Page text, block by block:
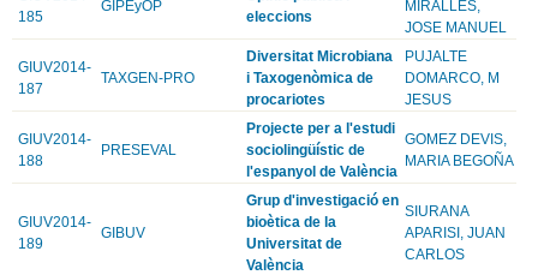
185
GIPEyOP
eleccions
MIRALLES,
JOSE MANUEL
GIUV2014-
187
TAXGEN-PRO
Diversitat Microbiana
i Taxogenòmica de
procariotes
PUJALTE
DOMARCO, M
JESUS
GIUV2014-
188
PRESEVAL
Projecte per a l'estudi
sociolingüístic de
l'espanyol de València
GOMEZ DEVIS,
MARIA BEGOÑA
GIUV2014-
189
GIBUV
Grup d'investigació en
bioètica de la
Universitat de
València
SIURANA
APARISI, JUAN
CARLOS